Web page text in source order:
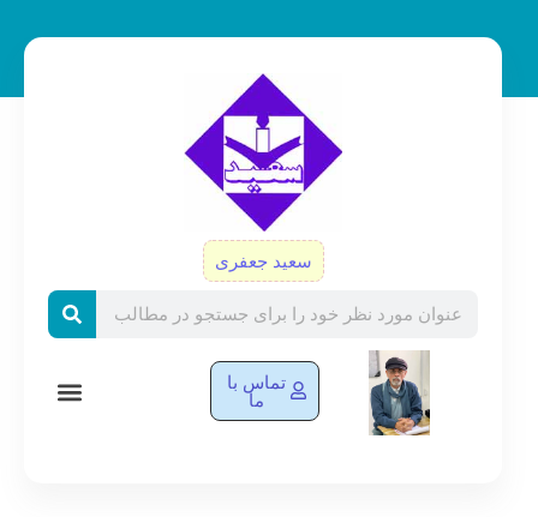
سعید جعفری
تماس با
ما